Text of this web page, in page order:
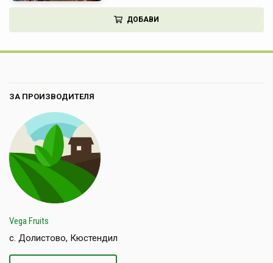
ДОБАВИ
ЗА ПРОИЗВОДИТЕЛЯ
Vega Fruits
с. Долистово, Кюстендил